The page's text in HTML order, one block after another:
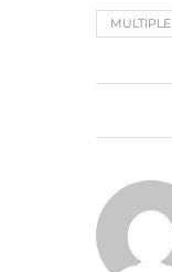
MULTIPLE